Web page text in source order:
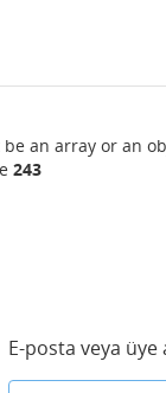
be an array or an
243
E-posta veya üye